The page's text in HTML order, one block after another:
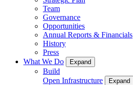
Team
Governance
Opportunities
Annual Reports & Financials
History
Press
What We Do
Expand
Build
Open Infrastructure
Expand